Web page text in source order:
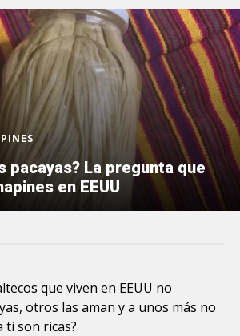
pacayas? La pregunta que
en EEUU
que viven en EEUU no
otros las aman y a unos más no
ti son ricas?